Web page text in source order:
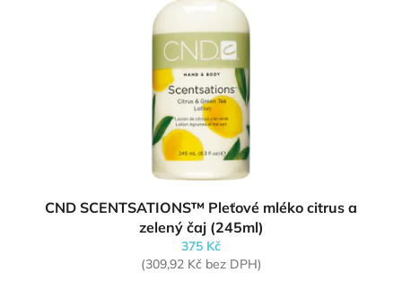
CND SCENTSATIONS™ Pleťové mléko citrus a
zelený čaj (245ml)
375 Kč
(309,92 Kč bez DPH)